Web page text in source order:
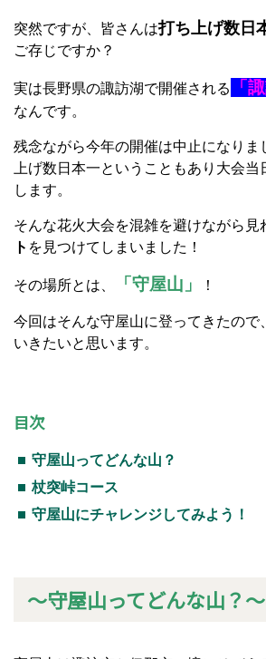
突然ですが、皆さんは打ち上げ数日
ご存じですか？
実は長野県の諏訪湖で開催される 「
なんです。
残念ながら今年の開催は中止になりま
上げ数日本一ということもあり大会
します。
そんな花火大会を混雑を避けながら見
ト を見つけてしまいました！
その場所とは、 「守屋山」 ！
今回はそんな守屋山に登ってきたので
いきたいと思います。
目次
守屋山ってどんな山？
杖突峠コース
守屋山にチャレンジしてみよう！
～守屋山ってどんな山？～